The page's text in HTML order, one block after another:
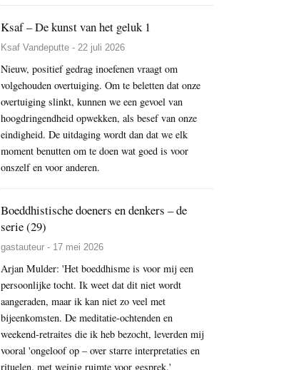
Ksaf – De kunst van het geluk 1
Ksaf Vandeputte - 22 juli 2026
Nieuw, positief gedrag inoefenen vraagt om
volgehouden overtuiging. Om te beletten dat onze
overtuiging slinkt, kunnen we een gevoel van
hoogdringendheid opwekken, als besef van onze
eindigheid. De uitdaging wordt dan dat we elk
moment benutten om te doen wat goed is voor
onszelf en voor anderen.
Boeddhistische doeners en denkers – de
serie (29)
gastauteur - 17 mei 2026
Arjan Mulder: 'Het boeddhisme is voor mij een
persoonlijke tocht. Ik weet dat dit niet wordt
aangeraden, maar ik kan niet zo veel met
bijeenkomsten. De meditatie-ochtenden en
weekend-retraites die ik heb bezocht, leverden mij
vooral 'ongeloof op – over starre interpretaties en
rituelen, met weinig ruimte voor gesprek.'